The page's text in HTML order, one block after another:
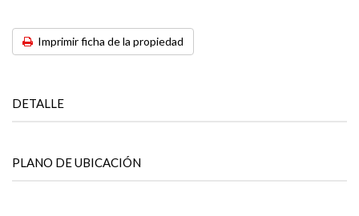
Imprimir ficha de la propiedad
DETALLE
PLANO DE UBICACIÓN